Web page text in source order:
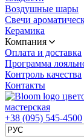
Воздушные шары
Свечи
Керамика
Компания
Оплата и доставка
Программа
Контроль качества
Контакты
мастерская
+38 (095) 545-4500